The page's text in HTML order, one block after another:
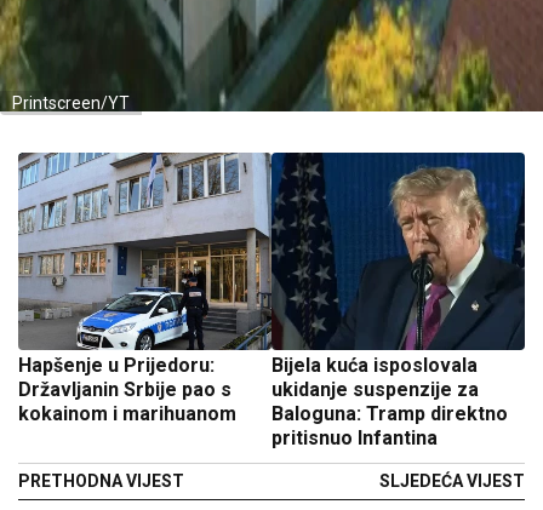
Printscreen/YT
Hapšenje u Prijedoru:
Državljanin Srbije pao s
kokainom i marihuanom
PRETHODNA VIJEST
Bijela kuća isposlovala
ukidanje suspenzije za
Baloguna: Tramp direktno
pritisnuo Infantina
SLJEDEĆA VIJEST